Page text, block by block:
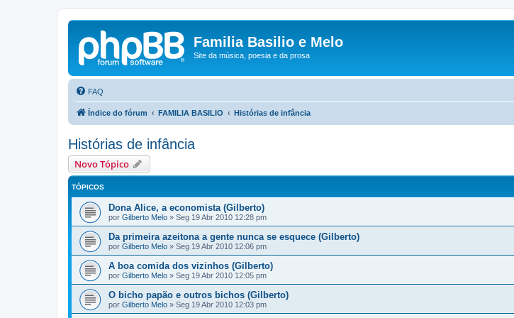
Familia Basilio e Melo
Site da música, poesia e da prosa
FAQ
Índice do fórum FAMILIA BASILIO Histórias de infância
Histórias de infância
Novo Tópico
TÓPICOS
Dona Alice, a economista (Gilberto)
por Gilberto Melo » Seg 19 Abr 2010 12:28 pm
Da primeira azeitona a gente nunca se esquece (Gilberto)
por Gilberto Melo » Seg 19 Abr 2010 12:06 pm
A boa comida dos vizinhos (Gilberto)
por Gilberto Melo » Seg 19 Abr 2010 12:05 pm
O bicho papão e outros bichos (Gilberto)
por Gilberto Melo » Seg 19 Abr 2010 12:03 pm